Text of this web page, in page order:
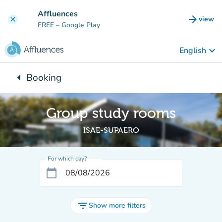
clear Affluences
FREE – Google Play arrow_forward view
(new
English keyboard_arrow_down
arrow_leftBack to:
Booking
Group study rooms
ISAE-SUPAERO
For which day?
calendar_today
filter_listShow more filters